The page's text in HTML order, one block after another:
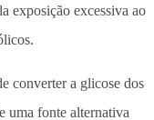
exposição excessiva ao
converter a glicose dos
uma fonte alternativa